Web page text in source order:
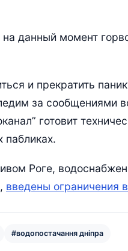
на данный момент
и прекратить
за сообщениями
готовит
пабликах.
Роге,
введены ограничения
#водопостачання дніпра